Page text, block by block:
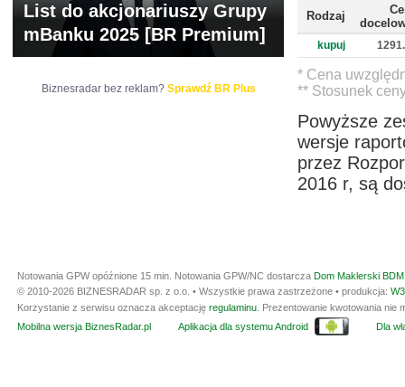
Rodzaj
kupuj
* Cena
** Stosunek
Powyższe
wersje
przez
2016 r, są
List do akcjonariuszy Grupy
mBanku 2025 [BR Premium]
Biznesradar bez reklam? Sprawdź BR Plus
Notowania GPW opóźnione 15 min. Notowania GPW/NC dostarcza Dom Maklerski
© 2010-2026 BIZNESRADAR sp. z o.o. • Wszystkie prawa zastrzeżone • produkcja:
Korzystanie z serwisu oznacza akceptację regulaminu . Prezentowanie kwotowania
Mobilna wersja BiznesRadar.pl
Aplikacja dla systemu Android Dla